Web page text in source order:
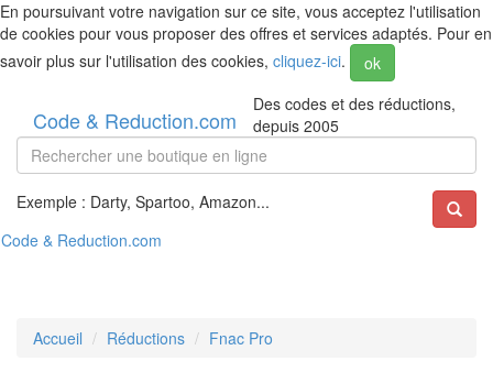
En poursuivant votre navigation sur ce site, vous acceptez l'utilisation
de cookies pour vous proposer des offres et services adaptés. Pour en
savoir plus sur l'utilisation des cookies, cliquez-ici. ok
Code & Reduction.com
Des codes et des réductions,
depuis 2005
Exemple : Darty, Spartoo, Amazon...
Code & Reduction.com
Accueil Réductions Fnac Pro